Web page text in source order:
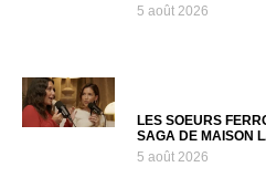
5 août 2026
LES SOEURS
SAGA DE MAISON
5 août 2026